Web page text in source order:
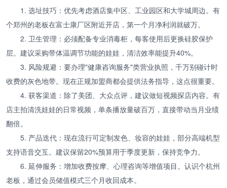
1. 选址技巧：优先考虑酒店集中区、工业园区和大学城周边。有
个郑州的老板在富士康厂区附近开店，第一个月净利润就破万。
2. 卫生管理：必须配备专业消毒柜，每客使用后更换硅胶保护
层。建议采购带体温调节功能的娃娃，清洁效率能提升40%。
3. 风险规避：要办理"健康咨询服务"类营业执照，千万别碰计时
收费的灰色地带。现在正规加盟商都会提供法务指导，这点很重要。
4. 获客渠道：除了美团、大众点评，建议做短视频探店内容。有
店主拍清洗娃娃的日常视频，单条播放量破百万，直接带动当月业绩
翻倍。
5. 产品迭代：现在流行可定制发色、妆容的娃娃，部分高端机型
支持语音交互。建议保留20%预算用于季度更新，保持竞争力。
6. 延伸服务：增加收费按摩、心理咨询等增值项目。认识个杭州
老板，通过会员储值模式三个月收回成本。